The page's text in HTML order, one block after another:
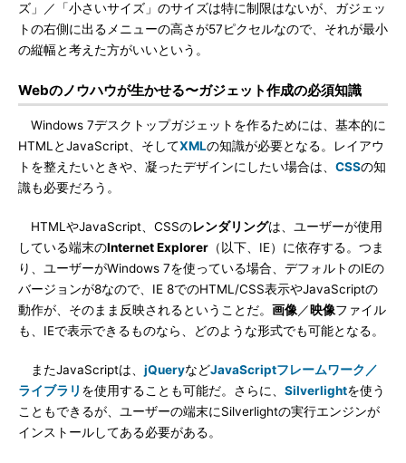
ズ」／「小さいサイズ」のサイズは特に制限はないが、ガジェッ
トの右側に出るメニューの高さが57ピクセルなので、それが最小
の縦幅と考えた方がいいという。
Webのノウハウが生かせる〜ガジェット作成の必須知識
Windows 7デスクトップガジェットを作るためには、基本的に
HTMLとJavaScript、そしてXMLの知識が必要となる。レイアウ
トを整えたいときや、凝ったデザインにしたい場合は、 CSSの知
識も必要だろう。
HTMLやJavaScript、CSSのレンダリングは、ユーザーが使用
している端末のInternet Explorer （以下、IE）に依存する。つま
り、ユーザーがWindows 7を使っている場合、デフォルトのIEの
バージョンが8なので、IE 8でのHTML/CSS表示やJavaScriptの
動作が、そのまま反映されるということだ。 画像 ／映像ファイル
も、IEで表示できるものなら、どのような形式でも可能となる。
またJavaScriptは、 jQueryなどJavaScriptフレームワーク／
ライブラリ を使用することも可能だ。さらに、 Silverlightを使う
こともできるが、ユーザーの端末にSilverlightの実行エンジンが
インストールしてある必要がある。